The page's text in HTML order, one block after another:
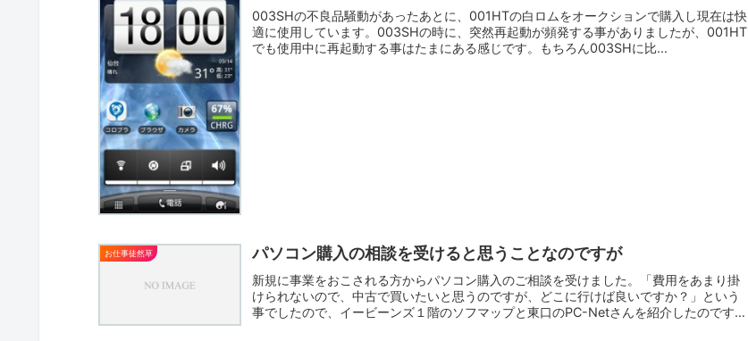
003SHの不良品騒動があったあとに、001HTの白ロムをオークションで購入し現在は快
適に使用しています。003SHの時に、突然再起動が頻発する事がありましたが、001HT
でも使用中に再起動する事はたまにある感じです。もちろん003SHに比...
お仕事徒然草 パソコン購入の相談を受けると思うことなのですが
新規に事業をおこされる方からパソコン購入のご相談を受けました。「費用をあまり掛
けられないので、中古で買いたいと思うのですが、どこに行けば良いですか？」という
事でしたので、イービーンズ１階のソフマップと東口のPC-Netさんを紹介したのです